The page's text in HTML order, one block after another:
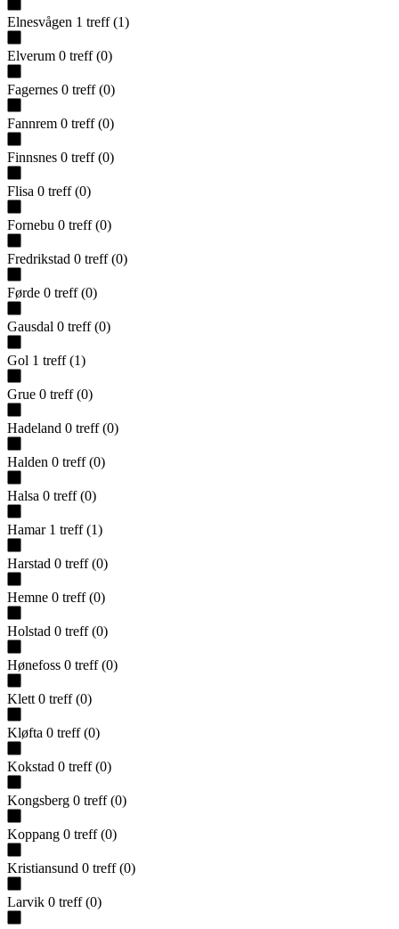
Elnesvågen 1 treff (1)
Elverum 0 treff (0)
Fagernes 0 treff (0)
Fannrem 0 treff (0)
Finnsnes 0 treff (0)
Flisa 0 treff (0)
Fornebu 0 treff (0)
Fredrikstad 0 treff (0)
Førde 0 treff (0)
Gausdal 0 treff (0)
Gol 1 treff (1)
Grue 0 treff (0)
Hadeland 0 treff (0)
Halden 0 treff (0)
Halsa 0 treff (0)
Hamar 1 treff (1)
Harstad 0 treff (0)
Hemne 0 treff (0)
Holstad 0 treff (0)
Hønefoss 0 treff (0)
Klett 0 treff (0)
Kløfta 0 treff (0)
Kokstad 0 treff (0)
Kongsberg 0 treff (0)
Koppang 0 treff (0)
Kristiansund 0 treff (0)
Larvik 0 treff (0)